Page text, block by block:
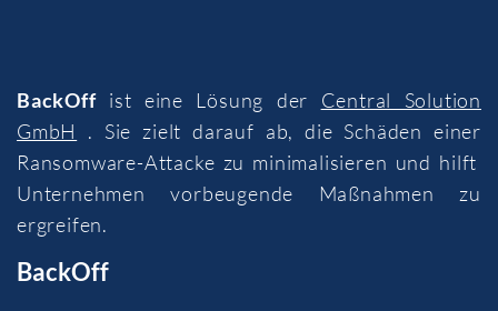
BackOffist eine Lösung der Central Solution
GmbH
. Sie zielt darauf ab, die Schäden einer
Ransomware-Attacke zu minimalisieren und hilft
Unternehmen vorbeugende Maßnahmen zu
ergreifen.
BackOff